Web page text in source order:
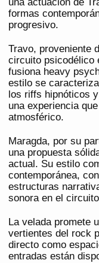
formas
progresivo.
Travo, proveniente
circuito psicodélico
fusiona heavy
estilo se
los riffs hipnóticos
una experiencia
atmosférico.
Maragda, por su
una propuesta
actual. Su estilo
contemporánea,
estructuras
sonora en el
La velada promete
vertientes del rock
directo como
entradas están